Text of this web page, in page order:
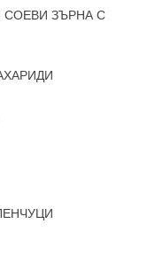
СОЕВИ ЗЪРНА С